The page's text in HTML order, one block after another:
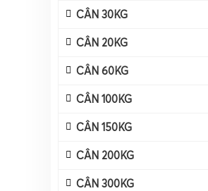
CÂN 30KG
CÂN 20KG
CÂN 60KG
CÂN 100KG
CÂN 150KG
CÂN 200KG
CÂN 300KG